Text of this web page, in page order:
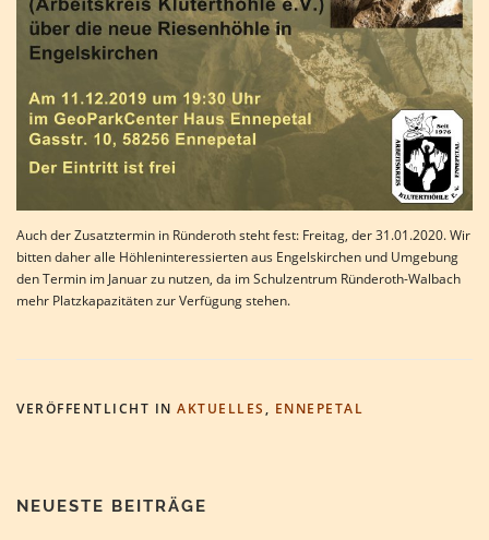
Auch der Zusatztermin in Ründeroth steht fest: Freitag, der 31.01.2020. Wir
bitten daher alle Höhleninteressierten aus Engelskirchen und Umgebung
den Termin im Januar zu nutzen, da im Schulzentrum Ründeroth-Walbach
mehr Platzkapazitäten zur Verfügung stehen.
VERÖFFENTLICHT IN AKTUELLES, ENNEPETAL
NEUESTE BEITRÄGE